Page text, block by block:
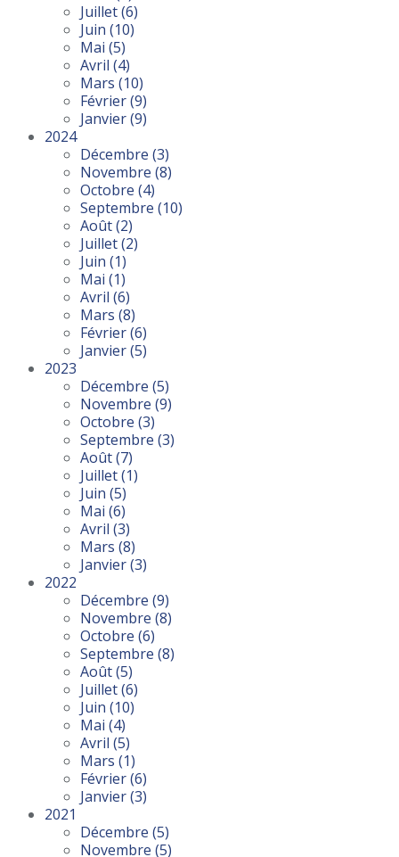
Juillet(6)
Juin (10)
Mai (5)
Avril (4)
Mars (10)
Février(9)
Janvier(9)
2024
Décembre (3)
Novembre (8)
Octobre (4)
Septembre (10)
Août(2)
Juillet(2)
Juin (1)
Mai (1)
Avril (6)
Mars (8)
Février(6)
Janvier(5)
2023
Décembre (5)
Novembre (9)
Octobre (3)
Septembre (3)
Août(7)
Juillet(1)
Juin (5)
Mai (6)
Avril (3)
Mars (8)
Janvier(3)
2022
Décembre (9)
Novembre (8)
Octobre (6)
Septembre (8)
Août(5)
Juillet(6)
Juin (10)
Mai (4)
Avril (5)
Mars (1)
Février(6)
Janvier(3)
2021
Décembre (5)
Novembre (5)